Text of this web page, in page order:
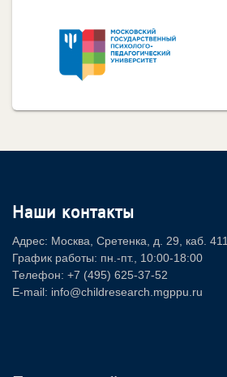
Наши контакты
Адрес: Москва, Сретенка, д. 29, каб. 411
График работы: пн.-пт., 10:00-18:00
Телефон: +7 (495) 625-37-52
E-mail: info@childresearch.mgppu.ru